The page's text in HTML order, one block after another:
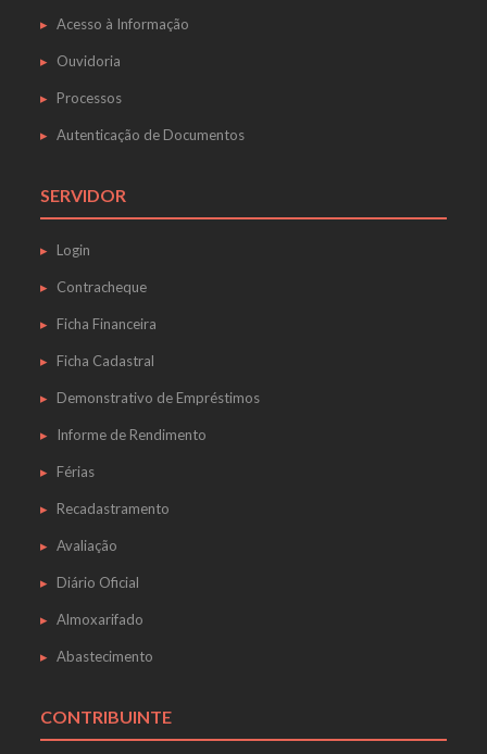
Acesso à Informação
Ouvidoria
Processos
Autenticação de Documentos
SERVIDOR
Login
Contracheque
Ficha Financeira
Ficha Cadastral
Demonstrativo de Empréstimos
Informe de Rendimento
Férias
Recadastramento
Avaliação
Diário Oficial
Almoxarifado
Abastecimento
CONTRIBUINTE